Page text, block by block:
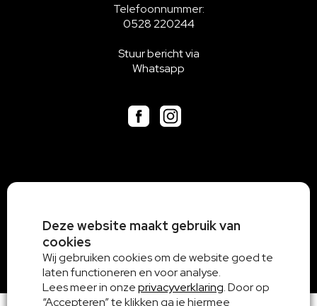
Telefoonnummer:
0528 220244
Stuur bericht via
Whatsapp
Deze website maakt gebruik van
cookies
Wij gebruiken cookies om de website goed te
laten functioneren en voor analyse.
Lees meer in onzeprivacyverklaring. Door op
“Accepteren” te klikken ga je hiermee